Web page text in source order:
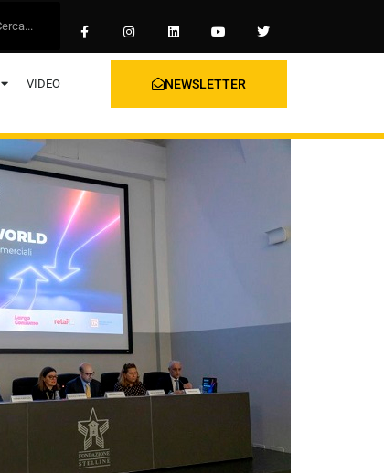
VIDEO NEWSLETTER